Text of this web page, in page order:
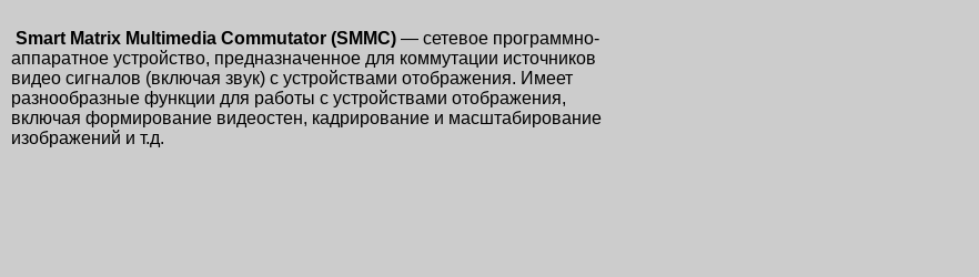
Smart Matrix Multimedia Commutator (SMMC) — сетевое программно-
аппаратное устройство, предназначенное для коммутации источников
видео сигналов (включая звук) с устройствами отображения. Имеет
разнообразные функции для работы с устройствами отображения,
включая формирование видеостен, кадрирование и масштабирование
изображений и т.д.